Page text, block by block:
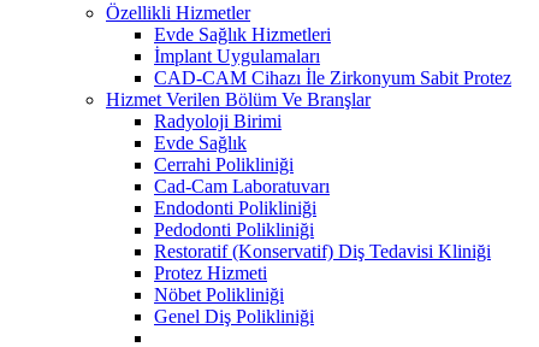
Özellikli Hizmetler
Evde Sağlık Hizmetleri
İmplant Uygulamaları
CAD-CAM Cihazı İle Zirkonyum Sabit Protez
Hizmet Verilen Bölüm Ve Branşlar
Radyoloji Birimi
Evde Sağlık
Cerrahi Polikliniği
Cad-Cam Laboratuvarı
Endodonti Polikliniği
Pedodonti Polikliniği
Restoratif (Konservatif) Diş Tedavisi Kliniği
Protez Hizmeti
Nöbet Polikliniği
Genel Diş Polikliniği